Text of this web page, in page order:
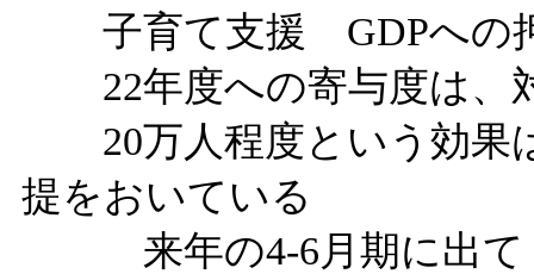
子育て支援 GDPへの押
22年度への寄与度は、
20万人程度という効果
提をおいている
来年の4-6月期に出て